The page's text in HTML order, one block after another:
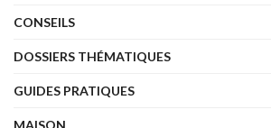
CONSEILS
DOSSIERS THÉMATIQUES
GUIDES PRATIQUES
MAISON